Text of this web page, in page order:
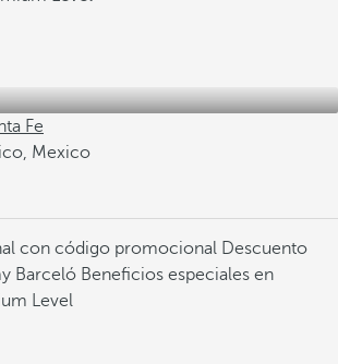
Fe
Mexico
con código promocional Descuento
Barceló Beneficios especiales en
Level